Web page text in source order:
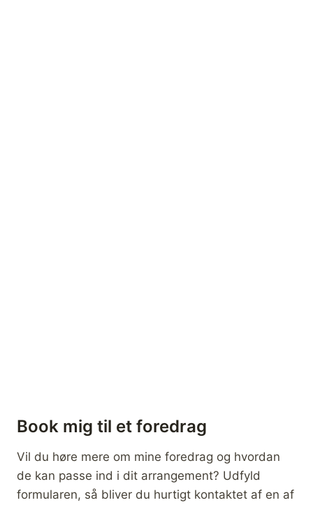
Book mig til et foredrag
Vil du høre mere om mine foredrag og hvordan
de kan passe ind i dit arrangement? Udfyld
formularen, så bliver du hurtigt kontaktet af en af